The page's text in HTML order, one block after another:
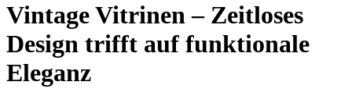
Vintage Vitrinen – Zeitloses
Design trifft auf funktionale
Eleganz